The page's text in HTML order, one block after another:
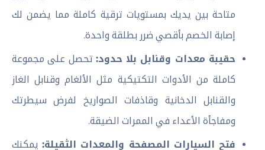
متاحة بين يديك بمستويات ترقية كاملة مما يضمن لك
إصابة الخصم بأقصي ضرر بطلقة واحدة.
حقيبة معدات وقنابل بلا حدود: تحصل على مجموعة
كاملة من الأدوات التكتيكية مثل الألغام وقنابل الغاز
والقنابل الدخانية وقاذفات الصواريخ لفرض سيطرتك
ومفاجأة الأعداء في الممرات الضيقة.
فتح السيارات المصفحة والمعدات الثقيلة:يمكنك